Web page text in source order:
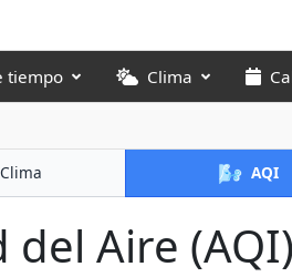
tiempo Clima
Clima 🌬️ AQI
Aire